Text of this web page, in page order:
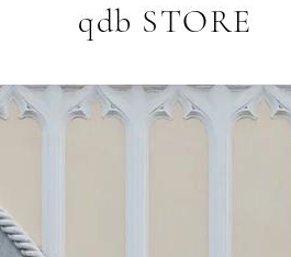
qdb STORE